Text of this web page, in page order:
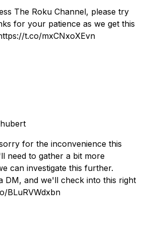
The Roku Channel, please try
for your patience as we get this
t.co/mxCNxoXEvn
for the inconvenience this
need to gather a bit more
can investigate this further.
DM, and we'll check into this right
BLuRVWdxbn